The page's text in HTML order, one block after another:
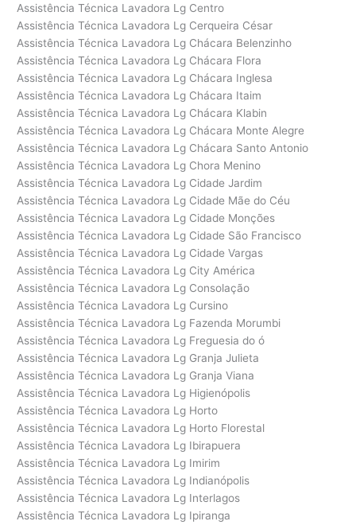
Assistência Técnica Lavadora Lg Centro
Assistência Técnica Lavadora Lg Cerqueira César
Assistência Técnica Lavadora Lg Chácara Belenzinho
Assistência Técnica Lavadora Lg Chácara Flora
Assistência Técnica Lavadora Lg Chácara Inglesa
Assistência Técnica Lavadora Lg Chácara Itaim
Assistência Técnica Lavadora Lg Chácara Klabin
Assistência Técnica Lavadora Lg Chácara Monte Alegre
Assistência Técnica Lavadora Lg Chácara Santo Antonio
Assistência Técnica Lavadora Lg Chora Menino
Assistência Técnica Lavadora Lg Cidade Jardim
Assistência Técnica Lavadora Lg Cidade Mãe do Céu
Assistência Técnica Lavadora Lg Cidade Monções
Assistência Técnica Lavadora Lg Cidade São Francisco
Assistência Técnica Lavadora Lg Cidade Vargas
Assistência Técnica Lavadora Lg City América
Assistência Técnica Lavadora Lg Consolação
Assistência Técnica Lavadora Lg Cursino
Assistência Técnica Lavadora Lg Fazenda Morumbi
Assistência Técnica Lavadora Lg Freguesia do ó
Assistência Técnica Lavadora Lg Granja Julieta
Assistência Técnica Lavadora Lg Granja Viana
Assistência Técnica Lavadora Lg Higienópolis
Assistência Técnica Lavadora Lg Horto
Assistência Técnica Lavadora Lg Horto Florestal
Assistência Técnica Lavadora Lg Ibirapuera
Assistência Técnica Lavadora Lg Imirim
Assistência Técnica Lavadora Lg Indianópolis
Assistência Técnica Lavadora Lg Interlagos
Assistência Técnica Lavadora Lg Ipiranga